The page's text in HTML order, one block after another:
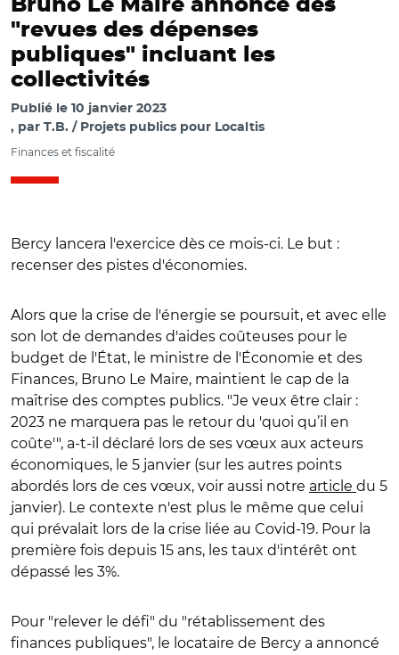
Bruno Le Maire annonce des
"revues des dépenses
publiques" incluant les
collectivités
Publié le 10 janvier 2023
par T.B. / Projets publics pour Localtis
Finances et fiscalité
Bercy lancera l'exercice dès ce mois-ci. Le but :
recenser des pistes d'économies.
Alors que la crise de l'énergie se poursuit, et avec elle
son lot de demandes d'aides coûteuses pour le
budget de l'État, le ministre de l'Économie et des
Finances, Bruno Le Maire, maintient le cap de la
maîtrise des comptes publics. "Je veux être clair :
2023 ne marquera pas le retour du 'quoi qu’il en
coûte'", a-t-il déclaré lors de ses vœux aux acteurs
économiques, le 5 janvier (sur les autres points
abordés lors de ces vœux, voir aussi notre article du 5
janvier). Le contexte n'est plus le même que celui
qui prévalait lors de la crise liée au Covid-19. Pour la
première fois depuis 15 ans, les taux d'intérêt ont
dépassé les 3%.
Pour "relever le défi" du "rétablissement des
finances publiques", le locataire de Bercy a annoncé